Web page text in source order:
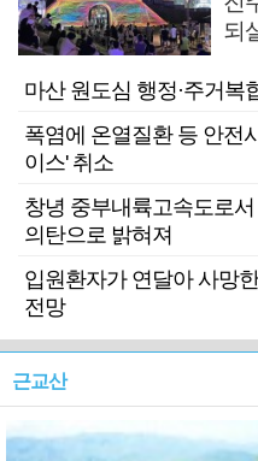
되
마산 원도심 행정·주거복
폭염에 온열질환 등 안전
이스' 취소
창녕 중부내륙고속도로
의탄으로 밝혀져
입원환자가 연달아 사망
전망
근교산